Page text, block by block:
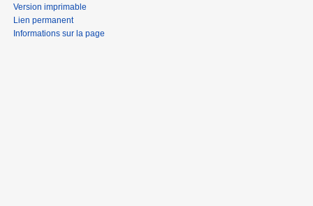
Version imprimable
Lien permanent
Informations sur la page